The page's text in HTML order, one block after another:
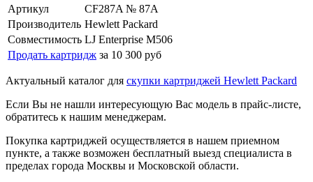
Артикул
CF287A № 87A
Производитель Hewlett Packard
Совместимость LJ Enterprise M506
Продать картридж за 10 300 руб
Актуальный каталог для скупки картриджей Hewlett Packard
Если Вы не нашли интересующую Вас модель в прайс-листе,
обратитесь к нашим менеджерам.
Покупка картриджей осуществляется в нашем приемном
пункте, а также возможен бесплатный выезд специалиста в
пределах города Москвы и Московской области.